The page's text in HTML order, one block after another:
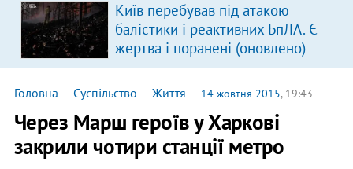
Київ перебував під атакою
балістики і реактивних БпЛА. Є
жертва і поранені (оновлено)
Головна — Суспільство — Життя — 14 жовтня 2015, 19:43
Через Марш героїв у Харкові
закрили чотири станції метро